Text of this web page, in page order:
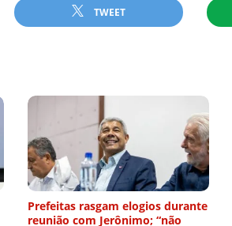
TWEET
Prefeitas rasgam elogios durante
reunião com Jerônimo; “não